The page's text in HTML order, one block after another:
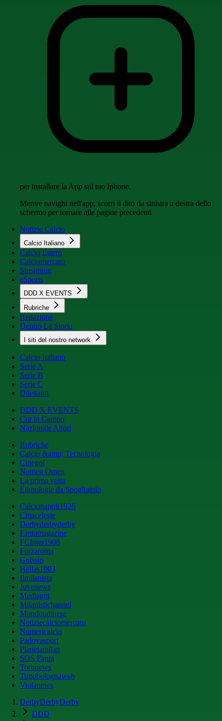
per installare la App sul tuo Iphone.
Mentre navighi nell'app, scorri il dito da sinistra a destra dello
schermo per tornare alle pagine precedenti
Notizie Calcio
Calcio Italiano
Calcio Estero
Calciomercato
Streaming
eSports
DDD X EVENTS
Rubriche
Redazione
Dentro La Storia
I siti del nostro network
Calcio Italiano
Serie A
Serie B
Serie C
Dilettanti
DDD X EVENTS
Cur in Campo
Nazionale Attori
Rubriche
Calcio &amp; Tecnologia
Cinegol
Nomen Omen
La prima volta
Etimologie da Spogliatoio
Calcionapoli1926
Cittaceleste
Derbyderbyderby
Fantamagazine
FCInter1908
Forzaroma
Golssip
Hellas1903
Ilmilanista
Juvenews
Mediagol
Milanistichannel
Mondoudinese
Notiziecalciomercato
Numericalcio
Padovasport
Pianetamilan
SOS Fanta
Toronews
Tuttobolognaweb
Violanews
DerbyDerbyDerby
DDD